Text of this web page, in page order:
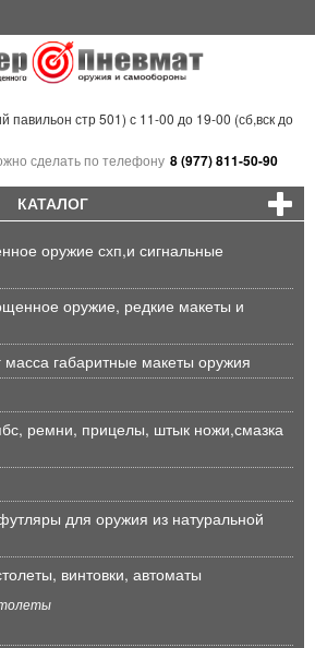
павильон стр 501) с 11-00 до 19-00 (сб,вск до
сделать по телефону 8 (977) 811-50-90
КАТАЛОГ
оружие схп,и сигнальные
оружие, редкие макеты и
габаритные макеты оружия
ремни, прицелы, штык ножи,смазка
для оружия из натуральной
винтовки, автоматы